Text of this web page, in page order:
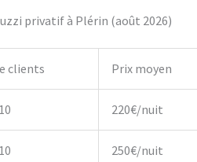
privatif à Plérin (août 2026)
clients Prix moyen
220€/nuit
250€/nuit